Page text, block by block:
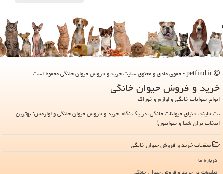
خرید و فروش حیوان خانگی
انواع حیوانات خانگی و لوازم و خوراک
پت فایند، دنیای حیوانات خانگی، در یک نگاه. خرید و فروش حیوان خانگی و لوازمش: بهترین
انتخاب برای شما و حیوانتون!
صفحات خرید و فروش حیوان خانگی
درباره ما
تبلیغات در خرید و فروش حیوان خانگی